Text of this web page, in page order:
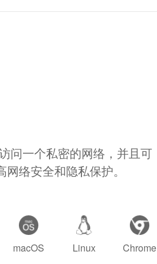
问一个私密的网络，并且可
络安全和隐私保护。
macOS Linux Chrome